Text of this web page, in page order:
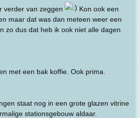
verder van zeggen
Kon ook een
maar dat was dan meteen weer een
zo dus dat heb ik ook niet alle dagen
met een bak koffie. Ook prima.
staat nog in een grote glazen vitrine
stationsgebouw aldaar.